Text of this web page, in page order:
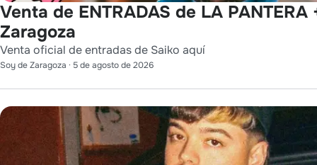
Venta de ENTRADAS de LA PANTERA
Zaragoza
Venta oficial de entradas de Saiko aquí
Soy de Zaragoza · 5 de agosto de 2026